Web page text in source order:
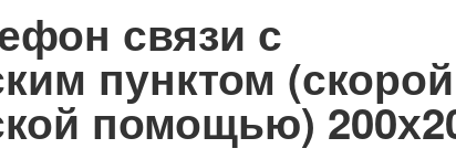
связи с
пунктом (скорой
помощью)